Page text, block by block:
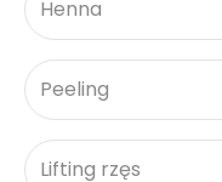
Henna
Peeling
Lifting rzęs